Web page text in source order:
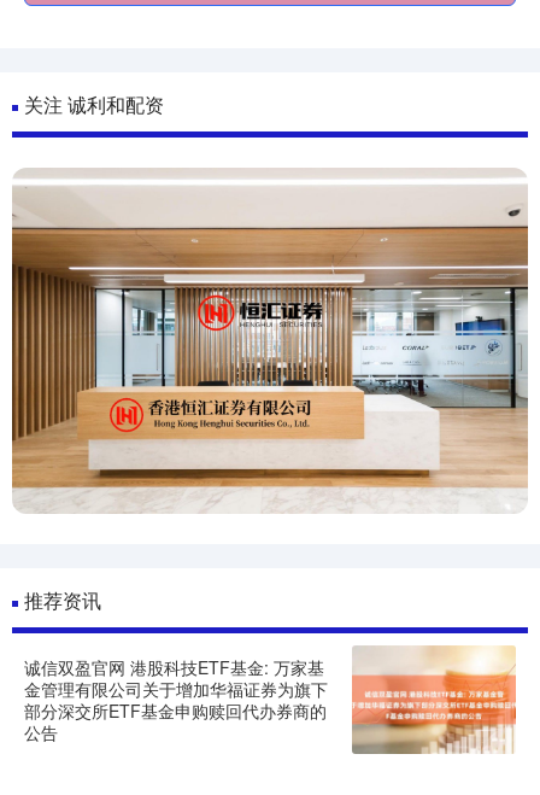
关注 诚利和配资
推荐资讯
诚信双盈官网 港股科技ETF基金: 万家基
金管理有限公司关于增加华福证券为旗下
部分深交所ETF基金申购赎回代办券商的
公告